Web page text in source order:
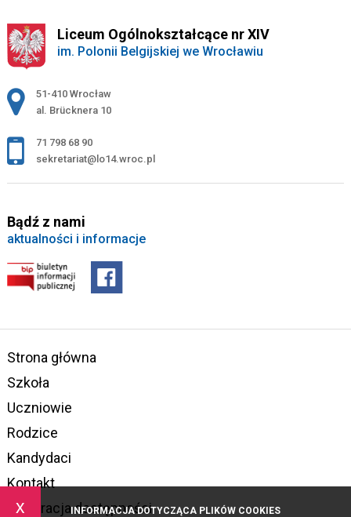
x INFORMACJA DOTYCZĄCA PLIKÓW COOKIES
Liceum Ogólnokształcące nr XIV
im. Polonii Belgijskiej we Wrocławiu
Adres pocztowy:
51-410 Wrocław
al. Brücknera 10
71 798 68 90
sekretariat@lo14.wroc.pl
Bądź z nami
aktualności i informacje
Strona główna
Szkoła
Uczniowie
Rodzice
Kandydaci
Kontakt
Deklaracja dostępności